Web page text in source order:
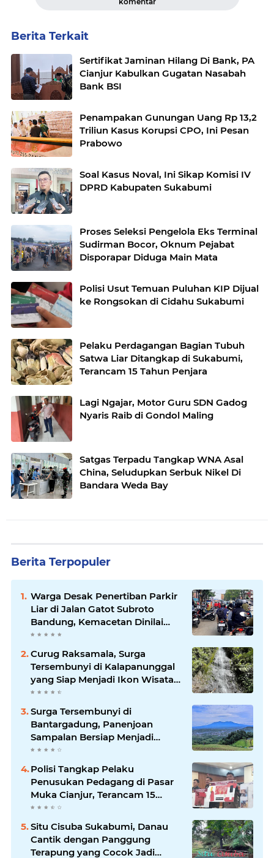
Berita Terkait
Sertifikat Jaminan Hilang Di Bank, PA
Cianjur Kabulkan Gugatan Nasabah
Bank BSI
Penampakan Gunungan Uang Rp 13,2
Triliun Kasus Korupsi CPO, Ini Pesan
Prabowo
Soal Kasus Noval, Ini Sikap Komisi IV
DPRD Kabupaten Sukabumi
Proses Seleksi Pengelola Eks Terminal
Sudirman Bocor, Oknum Pejabat
Disporapar Diduga Main Mata
Polisi Usut Temuan Puluhan KIP Dijual
ke Rongsokan di Cidahu Sukabumi
Pelaku Perdagangan Bagian Tubuh
Satwa Liar Ditangkap di Sukabumi,
Terancam 15 Tahun Penjara
Lagi Ngajar, Motor Guru SDN Gadog
Nyaris Raib di Gondol Maling
Satgas Terpadu Tangkap WNA Asal
China, Seludupkan Serbuk Nikel Di
Bandara Weda Bay
Berita Terpopuler
Warga Desak Penertiban Parkir
Liar di Jalan Gatot Subroto
Bandung, Kemacetan Dinilai
Makin Mengkhawatirkan
Curug Raksamala, Surga
Tersembunyi di Kalapanunggal
yang Siap Menjadi Ikon Wisata
Alam Baru Kabupaten
Surga Tersembunyi di
Bantargadung, Panenjoan
Sampalan Bersiap Menjadi
Destinasi Desa Wisata Baru
Sukabumi
Polisi Tangkap Pelaku
Penusukan Pedagang di Pasar
Muka Cianjur, Terancam 15
Tahun Penjara
Situ Cisuba Sukabumi, Danau
Cantik dengan Panggung
Terapung yang Cocok Jadi